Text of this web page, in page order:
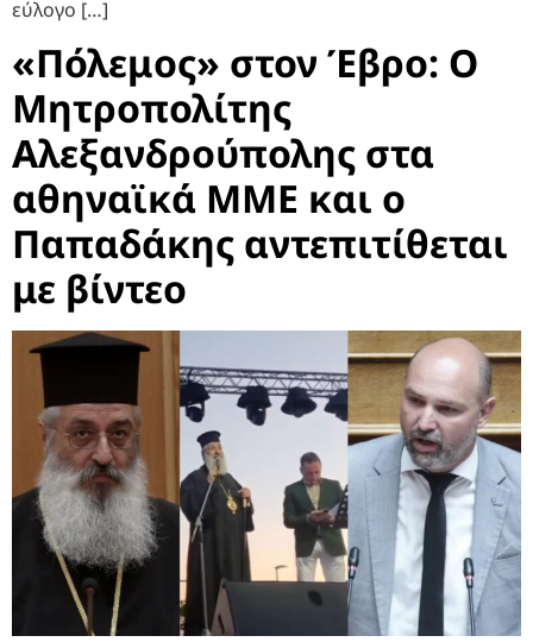
εύλογο […]
«Πόλεμος» στον Έβρο: Ο
Μητροπολίτης
Αλεξανδρούπολης στα
αθηναϊκά ΜΜΕ και ο
Παπαδάκης αντεπιτίθεται
με βίντεο